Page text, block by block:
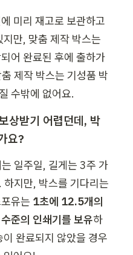
미리 재고로 보관하고
만, 맞춤 제작 박스는
어 완료된 후에 출하가
제작 박스는 기성품 박
수밖에 없어요.
상받기 어렵던데, 박
요?
일주일, 길게는 3주 가
지만, 박스를 기다리는
유는 1초에 12.5개의
준의 인쇄기를 보유하
완료되지 않았을 경우